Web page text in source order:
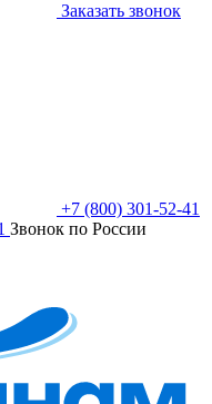
Заказать звонок
+7 (800) 301-52-41
Звонок по России